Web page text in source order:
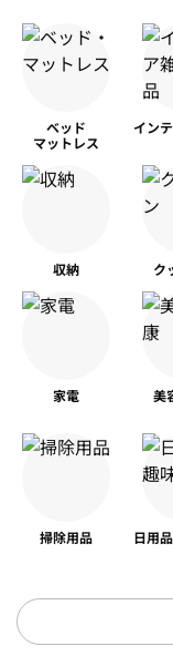
ベッド
マットレス
イン
収納 ク
家電 美
掃除用品 日用